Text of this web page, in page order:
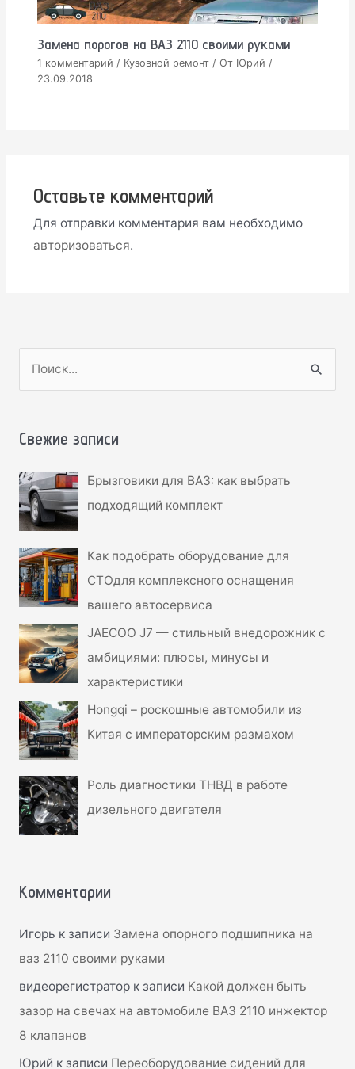
Замена порогов на ВАЗ 2110 своими руками
1 комментарий / Кузовной ремонт / От Юрий/
23.09.2018
Оставьте комментарий
Для отправки комментария вам необходимо
авторизоваться.
с
:
Свежие записи
Брызговики для ВАЗ: как выбрать
подходящий комплект
Как подобрать оборудование для
СТОдля комплексного оснащения
вашего автосервиса
JAECOO J7 — стильный внедорожник с
амбициями: плюсы, минусы и
характеристики
Hongqi – роскошные автомобили из
Китая с императорским размахом
Роль диагностики ТНВД в работе
дизельного двигателя
Комментарии
Игорь к записи Замена опорного подшипника на
ваз 2110 своими руками
видеорегистраторк записи Какой должен быть
зазор на свечах на автомобиле ВАЗ 2110 инжектор
8 клапанов
Юрий к записи Переоборудование сидений для